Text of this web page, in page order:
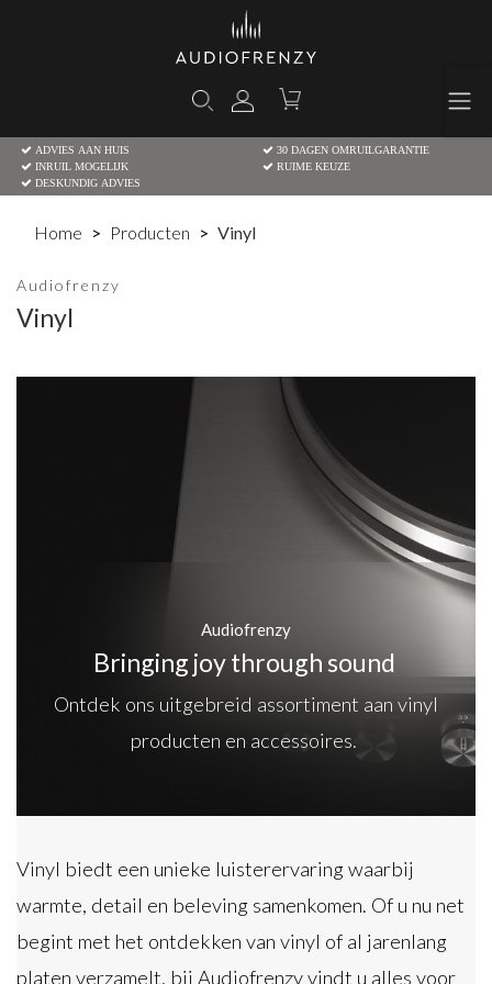
ADVIES AAN HUIS
30 DAGEN OMRUILGARANTIE
INRUIL MOGELIJK
RUIME KEUZE
DESKUNDIG ADVIES
Home Producten Vinyl
Audiofrenzy
Vinyl
Audiofrenzy
Bringing joy through sound
Ontdek ons uitgebreid assortiment aan vinyl
producten en accessoires.
Vinyl biedt een unieke luisterervaring waarbij
warmte, detail en beleving samenkomen. Of u nu net
begint met het ontdekken van vinyl of al jarenlang
platen verzamelt, bij Audiofrenzy vindt u alles voor